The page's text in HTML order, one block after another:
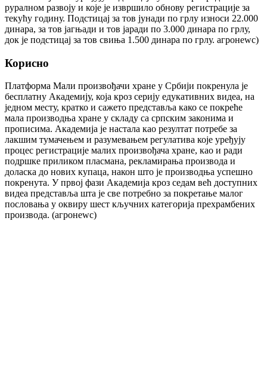
руралном развоју и које је извршило обнову регистрације за
текућу годину. Подстицај за тов јунади по грлу износи 22.000
динара, за тов јагњади и тов јаради по 3.000 динара по грлу,
док је подстицај за тов свиња 1.500 динара по грлу. агронеwс)
Корисно
Платформа Мали произвођачи хране у Србији покренула је
бесплатну Академију, која кроз серију едукативних видеа, на
једном месту, кратко и сажето представља како се покреће
мала производња хране у складу са српским законима и
прописима. Академија је настала као резултат потребе за
лакшим тумачењем и разумевањем регулатива које уређују
процес регистрације малих произвођача хране, као и ради
подршке приликом пласмана, рекламирања производа и
доласка до нових купаца, након што је производња успешно
покренута. У првој фази Академија кроз седам већ доступних
видеа представља шта је све потребно за покретање малог
пословања у оквиру шест кључних категорија прехрамбених
производа. (агронеwс)